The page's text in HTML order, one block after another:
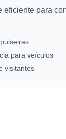
eficiente para
para veículos
visitantes